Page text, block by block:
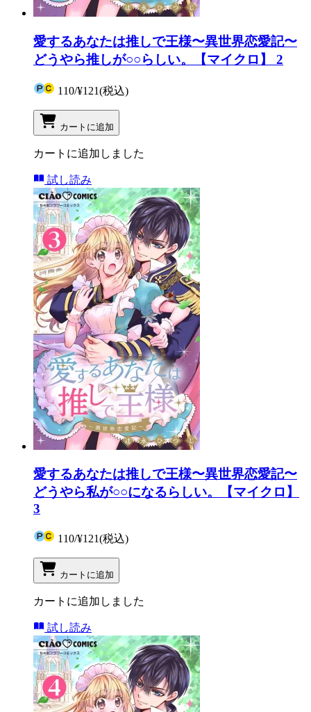
愛するあなたは推しで王様〜異世界恋愛記〜
どうやら推しが○○らしい。【マイクロ】 2
110/¥121(税込)
カートに追加
カートに追加しました
試し読み
愛するあなたは推しで王様〜異世界恋愛記〜
どうやら私が○○になるらしい。【マイクロ】
3
110/¥121(税込)
カートに追加
カートに追加しました
試し読み